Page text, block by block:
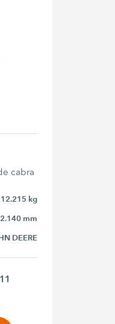
cabra
12.215 kg
2.140 mm
DEERE